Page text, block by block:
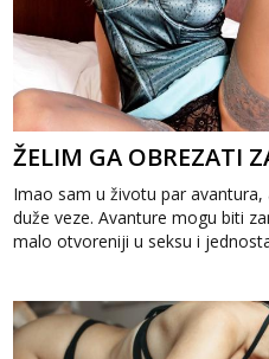
ŽELIM GA OBREZATI
Imao sam u životu par
duže veze. Avanture mogu biti
malo otvoreniji u seksu i